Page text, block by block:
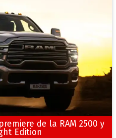
de la RAM 2500 y
Edition